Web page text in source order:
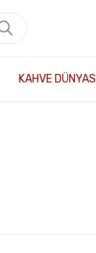
KAHVE DÜNYASI